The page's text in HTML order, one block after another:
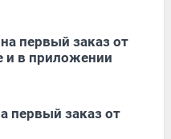
первый заказ от
и в приложении
первый заказ от